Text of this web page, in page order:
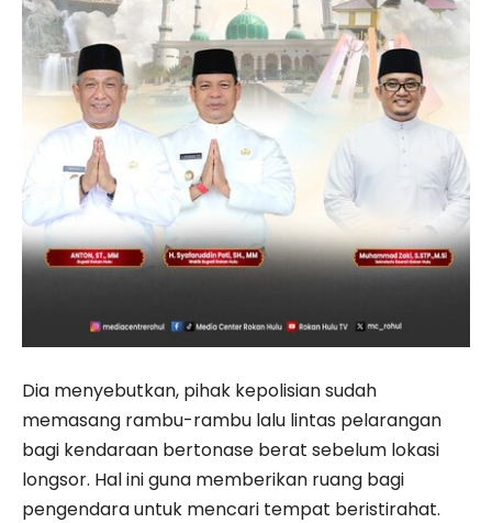
Dia menyebutkan, pihak kepolisian sudah
memasang rambu-rambu lalu lintas pelarangan
bagi kendaraan bertonase berat sebelum lokasi
longsor. Hal ini guna memberikan ruang bagi
pengendara untuk mencari tempat beristirahat.